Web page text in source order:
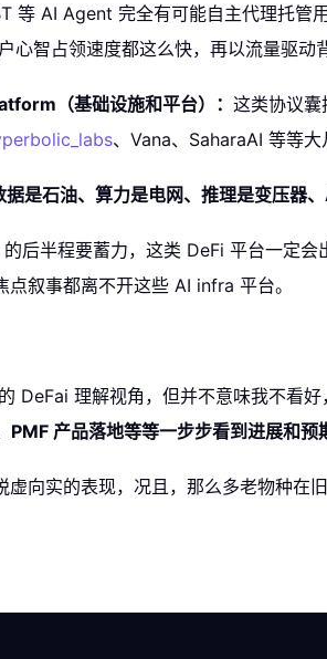
等 AI Agent 完全有可能自主代理托管
心智占领速度都这么快，再以流量驱动
（基础设施和平台）： 这类协议囊
、 Vana、SaharaAI 等等
是石油、算力是电网、推理是变压器
后半程要蓄力，这类 DeFi 平台一定
叙事都离不开这些 AI infra 平台。
DeFai 理解视角，但并不意味我不看好
产品落地等等一步步看到进展和预
向实的表现，况且，那么多老物种在